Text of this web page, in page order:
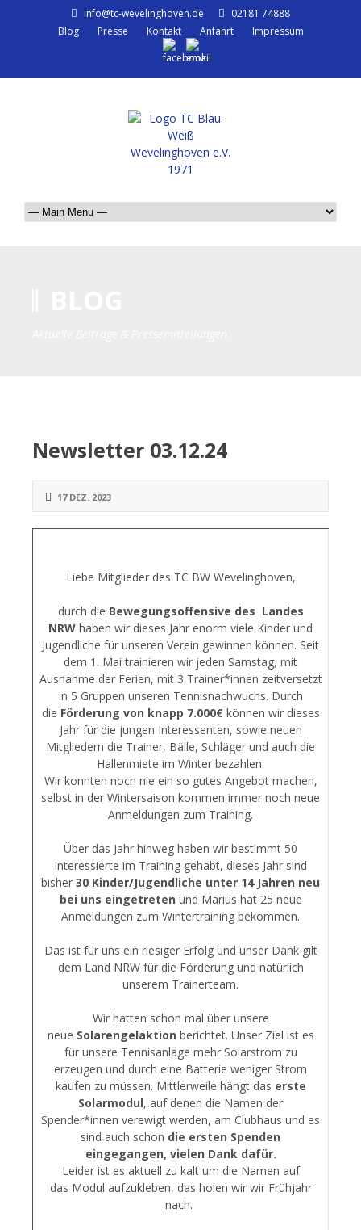
info@tc-wevelinghoven.de
02181 74888
Blog
Presse Kontakt Anfahrt Impressum
Newsletter 03.12.24
17 DEZ. 2023
Liebe Mitglieder des TC BW Wevelinghoven,
durch die Bewegungsoffensive des Landes
NRW haben wir dieses Jahr enorm viele Kinder und
Jugendliche für unseren Verein gewinnen können. Seit
dem 1. Mai trainieren wir jeden Samstag, mit
Ausnahme der Ferien, mit 3 Trainer*innen zeitversetzt
in 5 Gruppen unseren Tennisnachwuchs. Durch
die Förderung von knapp 7.000€ können wir dieses
Jahr für die jungen Interessenten, sowie neuen
Mitgliedern die Trainer, Bälle, Schläger und auch die
Hallenmiete im Winter bezahlen.
Wir konnten noch nie ein so gutes Angebot machen,
selbst in der Wintersaison kommen immer noch neue
Anmeldungen zum Training.
Über das Jahr hinweg haben wir bestimmt 50
Interessierte im Training gehabt, dieses Jahr sind
bisher 30 Kinder/Jugendliche unter 14 Jahren neu
bei uns eingetreten und Marius hat 25 neue
Anmeldungen zum Wintertraining bekommen.
Das ist für uns ein riesiger Erfolg und unser Dank gilt
dem Land NRW für die Förderung und natürlich
unserem Trainerteam.
Wir hatten schon mal über unsere
neue Solarengelaktion berichtet. Unser Ziel ist es
für unsere Tennisanlage mehr Solarstrom zu
erzeugen und durch eine Batterie weniger Strom
kaufen zu müssen. Mittlerweile hängt das erste
Solarmodul, auf denen die Namen der
Spender*innen verewigt werden, am Clubhaus und es
sind auch schon die ersten Spenden
eingegangen, vielen Dank dafür.
Leider ist es aktuell zu kalt um die Namen auf
das Modul aufzukleben, das holen wir wir Frühjahr
nach.